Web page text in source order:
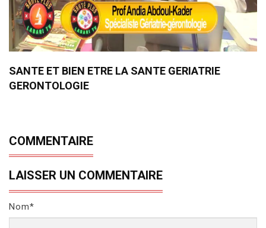
SANTE ET BIEN ETRE LA SANTE GERIATRIE
GERONTOLOGIE
COMMENTAIRE
LAISSER UN COMMENTAIRE
Nom*